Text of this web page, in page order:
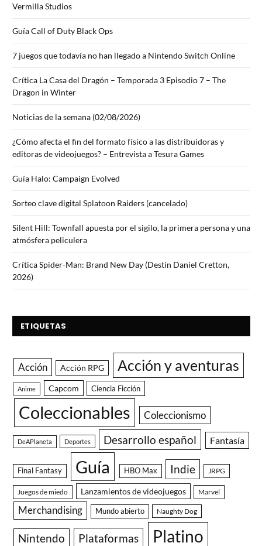
Vermilla Studios
Guía Call of Duty Black Ops
7 juegos que todavía no han llegado a Nintendo Switch Online
Crítica La Casa del Dragón – Temporada 3 Episodio 7 – The
Dragon in Winter
Noticias de la semana (02/08/2026)
¿Cómo afecta el fin del formato físico a las distribuidoras y
editoras de videojuegos? – Entrevista a Tesura Games
Guía Halo: Campaign Evolved
Sorteo clave digital Splatoon Raiders (cancelado)
Silent Hill: Townfall apuesta por el sigilo, la primera persona y una
atmósfera peliculera
Crítica Spider-Man: Brand New Day (Destin Daniel Cretton,
2026)
ETIQUETAS
Acción Acción RPG Acción y aventuras
Anime Capcom Ciencia Ficción
Coleccionables Coleccionismo
DeAPlaneta Deportes Desarrollo español Fantasía
Final Fantasy Guía HBO Max Indie JRPG
Juegos de miedo Lanzamientos de videojuegos Marvel
Merchandising Mundo abierto Naughty Dog
Nintendo Plataformas Platino